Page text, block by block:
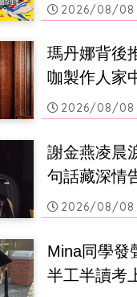
2026/08/08
瑪丹娜背後
咖製作人家
2026/08/08
謝金燕凌晨
句話藏深情
2026/08/08
Mina同學發
半工半讀考